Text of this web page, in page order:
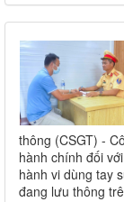
thông (CSGT) -
hành chính đối
hành vi dùng tay
đang lưu thông